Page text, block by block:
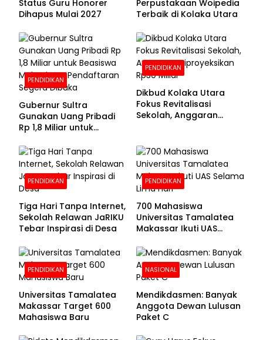
Status Guru Honorer
Dihapus Mulai 2027
Perpustakaan Woipedia
Terbaik di Kolaka Utara
PENDIDIKAN
Gubernur Sultra
Gunakan Uang Pribadi
Rp 1,8 Miliar untuk
Pendaftaran Segera
Dibuka
PENDIDIKAN
Dikbud Kolaka Utara
Fokus Revitalisasi
Sekolah, Anggaran
PENDIDIKAN
Tiga Hari Tanpa Internet,
Sekolah Relawan JaRIKU
Tebar Inspirasi di Desa
PENDIDIKAN
700 Mahasiswa
Universitas Tamalatea
Makassar Ikuti UAS
PENDIDIKAN
Universitas Tamalatea
Makassar Target 600
Mahasiswa Baru
NASIONAL
Mendikdasmen: Banyak
Anggota Dewan Lulusan
Paket C